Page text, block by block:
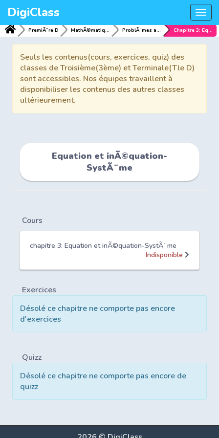
DigiClass
PremiÃ¨re D MathÃ©matiques ProblÃ¨mes algÃ©briques et numÃ©riques Chapitre 3: Equation et inÃ©quation-SystÃ¨me
Seuls les contenus(cours, exercices, quiz) des
classes de Troisième(3ème) et Terminale(Tle D)
sont accessibles. Nos équipes travaillent à
disponibiliser les contenus des autres classes
ultérieurement.
Equation et inÃ©quation-
SystÃ¨me
Cours
chapitre 3: Equation et inÃ©quation-SystÃ¨me
Indisponible
Exercices
Désolé ce chapitre ne comporte pas encore
d'exercices
Quizz
Désolé ce chapitre ne comporte pas encore de
quizz